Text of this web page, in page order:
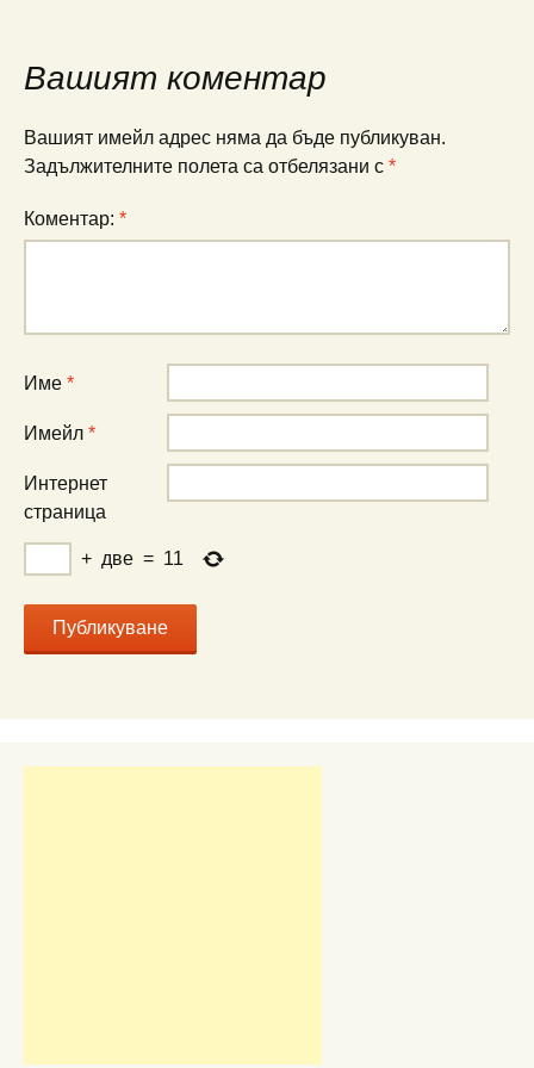
Вашият коментар
Вашият имейл адрес няма да бъде публикуван.
Задължителните полета са отбелязани с *
Коментар: *
Име *
Имейл *
Интернет
страница
+ две = 11